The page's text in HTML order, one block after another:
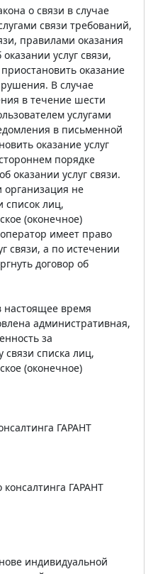
о связи в случае
связи требований,
правилами оказания
услуг связи,
оказание
В случае
в течение шести
услугами
в письменной
оказание услуг
порядке
оказании услуг связи.
организация не
список лиц,
(оконечное)
имеет право
связи, а по истечении
договор об
настоящее время
административная,
за
связи списка лиц,
(оконечное)
ГАРАНТ
ГАРАНТ
индивидуальной